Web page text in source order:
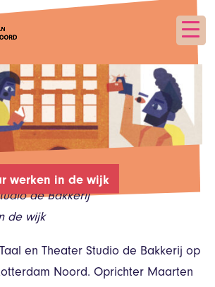
werken in de wijk
de Bakkerij
de wijk
en Theater Studio de Bakkerij op
Noord. Oprichter Maarten